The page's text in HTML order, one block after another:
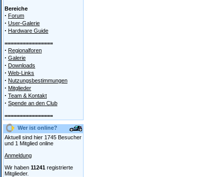
Bereiche
· Forum
· User-Galerie
· Hardware Guide
================
· Regionalforen
· Galerie
· Downloads
· Web-Links
· Nutzungsbestimmungen
· Mitglieder
· Team & Kontakt
· Spende an den Club
================
Wer ist online?
Aktuell sind hier 1745 Besucher
und 1 Mitglied online
Anmeldung
Wir haben 11241 registrierte
Mitglieder.